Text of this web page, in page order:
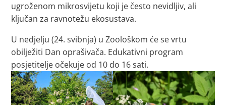
ugroženom mikrosvijetu koji je često nevidljiv, ali
ključan za ravnotežu ekosustava.
U nedjelju (24. svibnja) u Zoološkom će se vrtu
obilježiti Dan oprašivača. Edukativni program
posjetitelje očekuje od 10 do 16 sati.